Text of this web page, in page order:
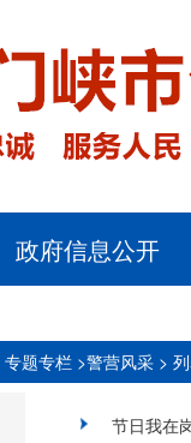
政府信息公开
专题专栏 >警营风采 >
节日我在